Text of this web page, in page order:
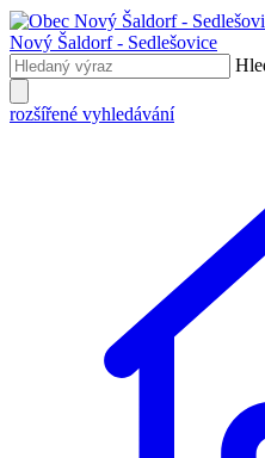
Nový Šaldorf - Sedlešovice
rozšířené vyhledávání